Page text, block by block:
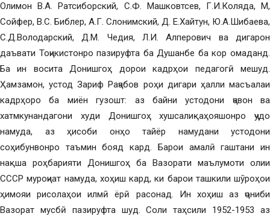
Олимон В.А. Ратсиборский, С.Ф. Машковтсев, Г.И.Коляда, М,
Сойфер, В.С. Библер, А.Г. Слонимский, Д. Е.Хайтун, Ю.А.Шибаева,
С.Д.Володарский, Д.М. Чедия, Л.И. Алперович ва дигарон
даъвати Тоҷикистонро пазируфта ба Душанбе ба кор омаданд.
Ба ин восита Донишгоҳ дорои кадрҳои педагогӣ мешуд.
Ҳамзамон, устод Зариф Раҷабов роҳи дигари ҳалли масъалаи
кадрҳоро ба миён гузошт: аз байни устодони ҷавон ва
хатмкунандагони худи Донишгоҳ хушсалиқаҳояшонро ҷудо
намуда, аз ҳисоби онҳо тайёр намудани устодони
соҳибунвонро таъмин бояд кард. Барои амалӣ гаштани ин
нақша роҳбарияти Донишгоҳ ба Вазорати маълумоти олии
СССР муроҷиат намуда, хоҳиш кард, ки барои ташкили шӯроҳои
ҳимояи рисолаҳои илмӣ ёрӣ расонад. Ин хоҳиш аз ҷониби
Вазорат мусбӣ пазируфта шуд. Соли таҳсили 1952-1953 аз